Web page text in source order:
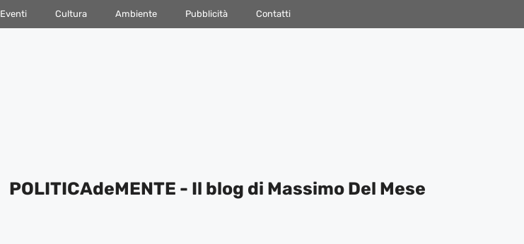
Eventi Cultura Ambiente Pubblicità Contatti
POLITICAdeMENTE - Il blog di Massimo Del Mese